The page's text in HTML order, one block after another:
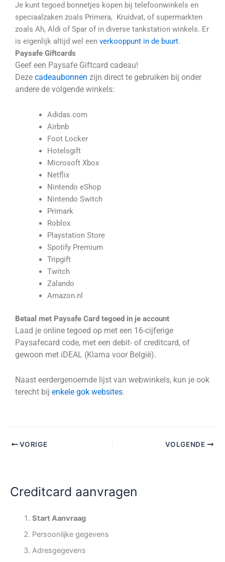
Je kunt tegoed bonnetjes kopen bij telefoonwinkels en
speciaalzaken zoals Primera, Kruidvat, of supermarkten
zoals Ah, Aldi of Spar of in diverse tankstation winkels. Er
is eigenlijk altijd wel een verkooppunt in de buurt.
Paysafe Giftcards
Geef een Paysafe Giftcard cadeau!
Deze cadeaubonnen zijn direct te gebruiken bij onder
andere de volgende winkels:
Adidas.com
Airbnb
Foot Locker
Hotelsgift
Microsoft Xbox
Netflix
Nintendo eShop
Nintendo Switch
Primark
Roblox
Playstation Store
Spotify Premium
Tripgift
Twitch
Zalando
Amazon.nl
Betaal met Paysafe Card tegoed in je account
Laad je online tegoed op met een 16-cijferige
Paysafecard code, met een debit- of creditcard, of
gewoon met iDEAL (Klarna voor België).
Naast eerdergenoemde lijst van webwinkels, kun je ook
terecht bij enkele gok websites.
VORIGE VOLGENDE
Creditcard aanvragen
Start Aanvraag
Persoonlijke gegevens
Adresgegevens